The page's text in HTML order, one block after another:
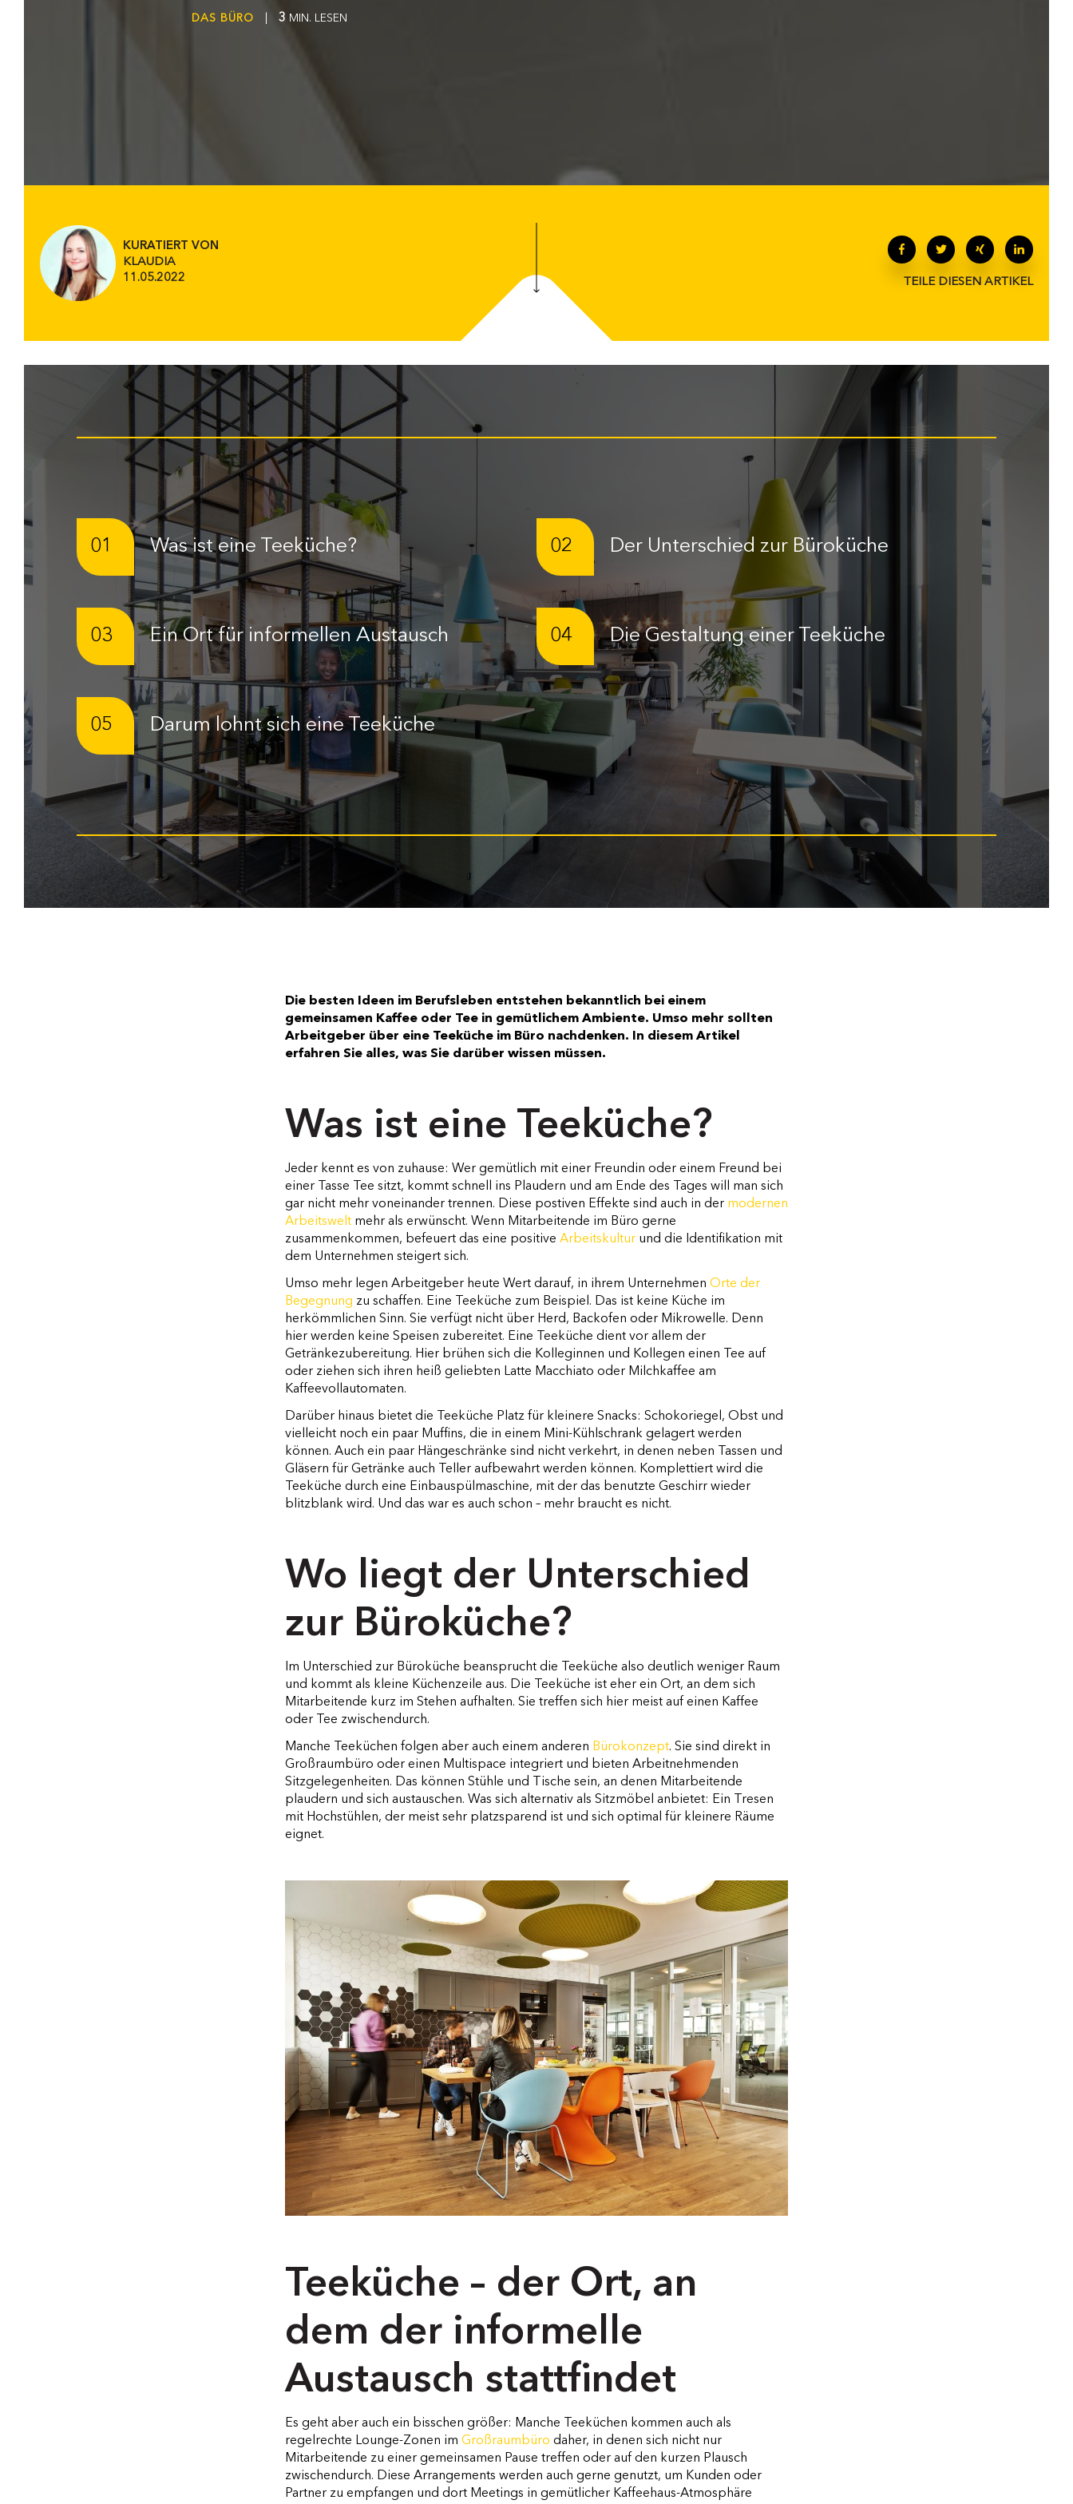
DAS BÜRO 3 MIN. LESEN
KURATIERT VON
KLAUDIA
11.05.2022
TEILE DIESEN ARTIKEL
01 Was ist eine Teeküche? 02 Der Unterschied zur Büroküche
03 Ein Ort für informellen Austausch 04 Die Gestaltung einer Teeküche
05 Darum lohnt sich eine Teeküche
Die besten Ideen im Berufsleben entstehen bekanntlich bei einem
gemeinsamen Kaffee oder Tee in gemütlichem Ambiente. Umso mehr sollten
Arbeitgeber über eine Teeküche im Büro nachdenken. In diesem Artikel
erfahren Sie alles, was Sie darüber wissen müssen.
Was ist eine Teeküche?
Jeder kennt es von zuhause: Wer gemütlich mit einer Freundin oder einem Freund bei
einer Tasse Tee sitzt, kommt schnell ins Plaudern und am Ende des Tages will man sich
gar nicht mehr voneinander trennen. Diese postiven Effekte sind auch in der modernen
Arbeitswelt mehr als erwünscht. Wenn Mitarbeitende im Büro gerne
zusammenkommen, befeuert das eine positive Arbeitskultur und die Identifikation mit
dem Unternehmen steigert sich.
Umso mehr legen Arbeitgeber heute Wert darauf, in ihrem Unternehmen Orte der
Begegnung zu schaffen. Eine Teeküche zum Beispiel. Das ist keine Küche im
herkömmlichen Sinn. Sie verfügt nicht über Herd, Backofen oder Mikrowelle. Denn
hier werden keine Speisen zubereitet. Eine Teeküche dient vor allem der
Getränkezubereitung. Hier brühen sich die Kolleginnen und Kollegen einen Tee auf
oder ziehen sich ihren heiß geliebten Latte Macchiato oder Milchkaffee am
Kaffeevollautomaten.
Darüber hinaus bietet die Teeküche Platz für kleinere Snacks: Schokoriegel, Obst und
vielleicht noch ein paar Muffins, die in einem Mini-Kühlschrank gelagert werden
können. Auch ein paar Hängeschränke sind nicht verkehrt, in denen neben Tassen und
Gläsern für Getränke auch Teller aufbewahrt werden können. Komplettiert wird die
Teeküche durch eine Einbauspülmaschine, mit der das benutzte Geschirr wieder
blitzblank wird. Und das war es auch schon – mehr braucht es nicht.
Wo liegt der Unterschied
zur Büroküche?
Im Unterschied zur Büroküche beansprucht die Teeküche also deutlich weniger Raum
und kommt als kleine Küchenzeile aus. Die Teeküche ist eher ein Ort, an dem sich
Mitarbeitende kurz im Stehen aufhalten. Sie treffen sich hier meist auf einen Kaffee
oder Tee zwischendurch.
Manche Teeküchen folgen aber auch einem anderen Bürokonzept. Sie sind direkt in
Großraumbüro oder einen Multispace integriert und bieten Arbeitnehmenden
Sitzgelegenheiten. Das können Stühle und Tische sein, an denen Mitarbeitende
plaudern und sich austauschen. Was sich alternativ als Sitzmöbel anbietet: Ein Tresen
mit Hochstühlen, der meist sehr platzsparend ist und sich optimal für kleinere Räume
eignet.
Teeküche – der Ort, an
dem der informelle
Austausch stattfindet
Es geht aber auch ein bisschen größer: Manche Teeküchen kommen auch als
regelrechte Lounge-Zonen im Großraumbüro daher, in denen sich nicht nur
Mitarbeitende zu einer gemeinsamen Pause treffen oder auf den kurzen Plausch
zwischendurch. Diese Arrangements werden auch gerne genutzt, um Kunden oder
Partner zu empfangen und dort Meetings in gemütlicher Kaffeehaus-Atmosphäre